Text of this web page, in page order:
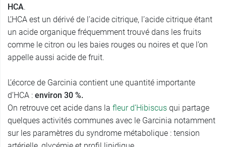
HCA.
L’HCA est un dérivé de l’acide citrique, l’acide citrique étant
un acide organique fréquemment trouvé dans les fruits
comme le citron ou les baies rouges ou noires et que l’on
appelle aussi acide de fruit.
L’écorce de Garcinia contient une quantité importante
d’HCA : environ 30 %.
On retrouve cet acide dans la fleur d’Hibiscus qui partage
quelques activités communes avec le Garcinia notamment
sur les paramètres du syndrome métabolique : tension